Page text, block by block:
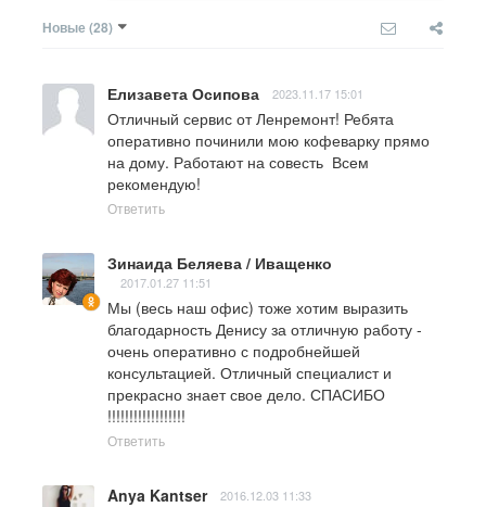
Новые (28)
Елизавета Осипова 2023.11.17 15:01
Отличный сервис от Ленремонт! Ребята
оперативно починили мою кофеварку прямо
на дому. Работают на совесть  Всем
рекомендую!
Ответить
Зинаида Беляева / Иващенко
2017.01.27 11:51
Мы (весь наш офис) тоже хотим выразить
благодарность Денису за отличную работу -
очень оперативно с подробнейшей
консультацией. Отличный специалист и
прекрасно знает свое дело. СПАСИБО
!!!!!!!!!!!!!!!!!!
Ответить
Anya Kantser 2016.12.03 11:33